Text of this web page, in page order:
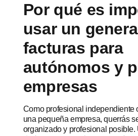
Por qué es
usar un
facturas para
autónomos y
empresas
Como profesional independiente
una pequeña empresa, querrás
organizado y profesional posible.